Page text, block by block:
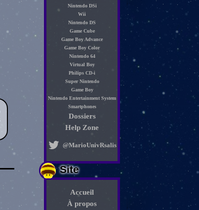
Nintendo DSi
Wii
Nintendo DS
Game Cube
Game Boy Advance
Game Boy Color
Nintendo 64
Virtual Boy
Philips CD-i
Super Nintendo
Game Boy
Nintendo Entertainment System
Smartphones
Dossiers
Help Zone
@MarioUnivRsalis
Site
Accueil
À propos